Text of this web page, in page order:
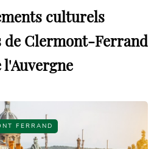
culturels
Clermont-Ferrand
l'Auvergne
FERRAND